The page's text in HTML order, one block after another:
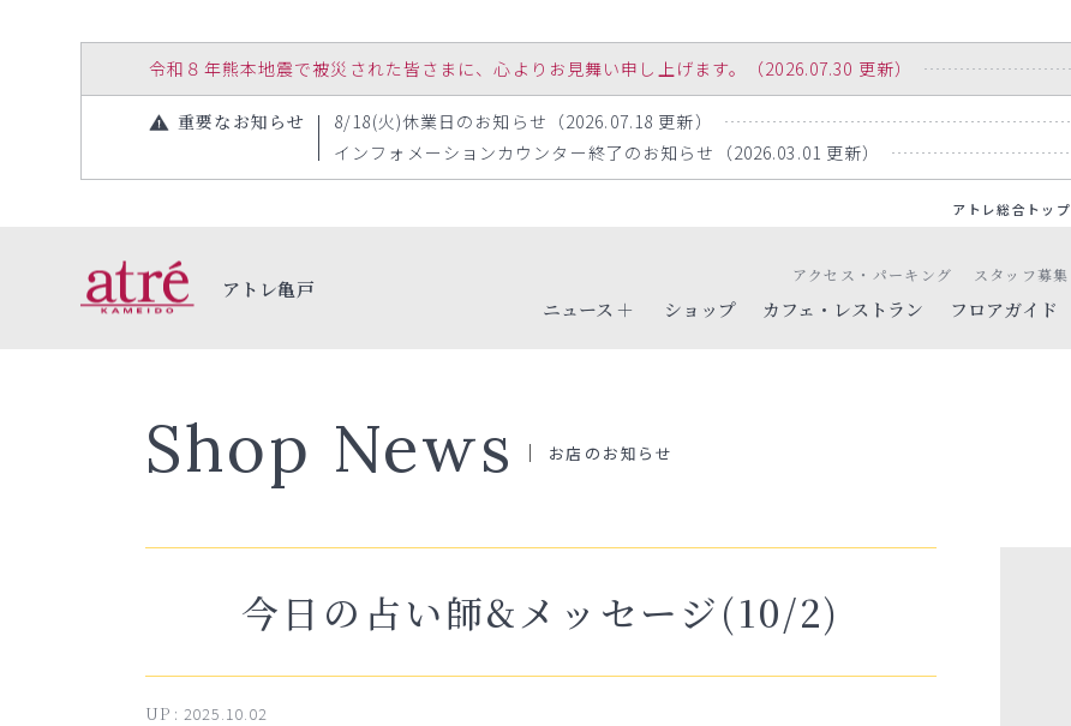
令和８年熊本地震で被災された皆さまに、心よりお見舞い申し上げます。（2026.07.30 更新）
重要なお知らせ
8/18(火)休業日のお知らせ（2026.07.18 更新）
インフォメーションカウンター終了のお知らせ（2026.03.01 更新）
アトレ総合トップ
アトレ亀戸
ニュース
ショップ カフェ・レストラン フロアガイド
アクセス・パーキング スタッフ募集
Shop News お店のお知らせ
今日の占い師&メッセージ(10/2)
UP : 2025.10.02